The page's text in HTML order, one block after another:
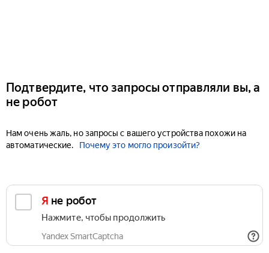
Подтвердите, что запросы отправляли вы, а
не робот
Нам очень жаль, но запросы с вашего устройства похожи на
автоматические.
Почему это могло произойти?
Я не робот
Нажмите, чтобы продолжить
Yandex SmartCaptcha